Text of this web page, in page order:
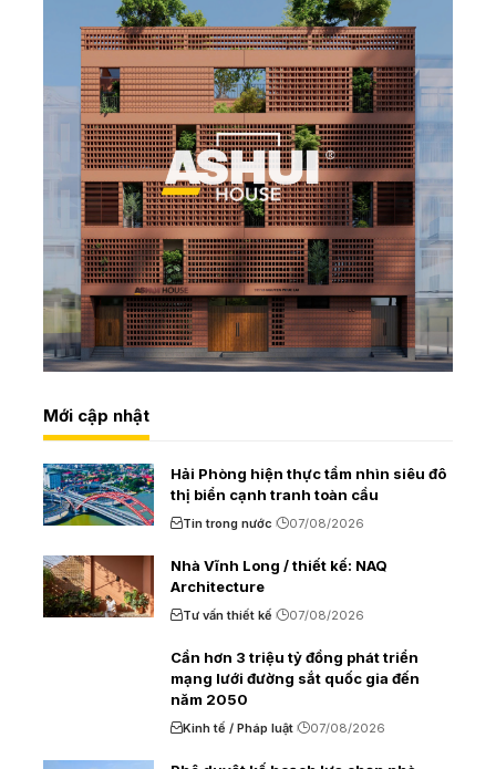
Mới cập nhật
Hải Phòng hiện thực tầm nhìn siêu đô
thị biển cạnh tranh toàn cầu
Tin trong nước 07/08/2026
Nhà Vĩnh Long / thiết kế: NAQ
Architecture
Tư vấn thiết kế 07/08/2026
Cần hơn 3 triệu tỷ đồng phát triển
mạng lưới đường sắt quốc gia đến
năm 2050
Kinh tế / Pháp luật 07/08/2026